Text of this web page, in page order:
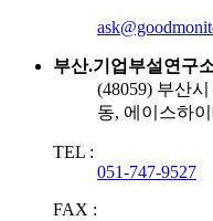
부산.기업부설연구
(48059) 부산
동, 에이스하
TEL :
051-747-9527
FAX :